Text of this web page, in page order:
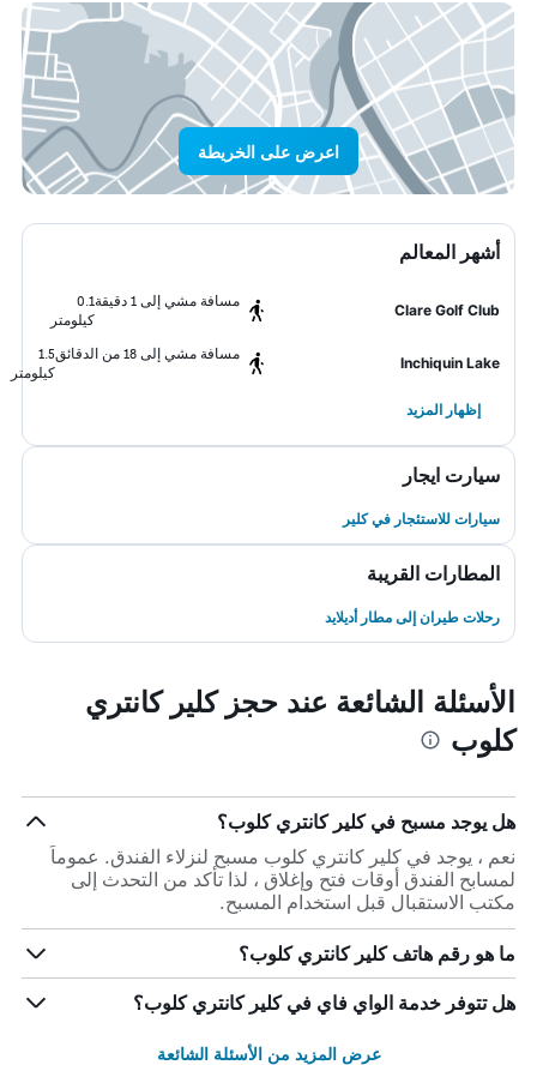
اعرض على الخريطة
أشهر المعالم
Clare Golf Club
مسافة مشي إلى 1 دقيقة
0.1
كيلومتر
Inchiquin Lake
مسافة مشي إلى 18 من الدقائق
1.5
كيلومتر
إظهار المزيد
سيارت ايجار
سيارات للاستئجار في كلير
المطارات القريبة
رحلات طيران إلى مطار أديلايد
الأسئلة الشائعة عند حجز كلير كانتري
كلوب
هل يوجد مسبح في كلير كانتري كلوب؟
نعم ، يوجد في كلير كانتري كلوب مسبح لنزلاء الفندق. عموماً
لمسابح الفندق أوقات فتح وإغلاق ، لذا تأكد من التحدث إلى
مكتب الاستقبال قبل استخدام المسبح.
ما هو رقم هاتف كلير كانتري كلوب؟
هل تتوفر خدمة الواي فاي في كلير كانتري كلوب؟
عرض المزيد من الأسئلة الشائعة